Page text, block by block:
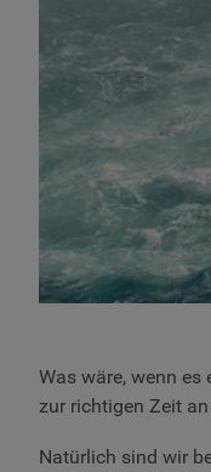
Was wäre, wenn
zur richtigen Zeit
Natürlich sind wir